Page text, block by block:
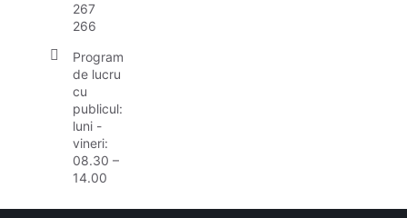
267
266
Program
de lucru
cu
publicul:
luni -
vineri:
08.30 –
14.00